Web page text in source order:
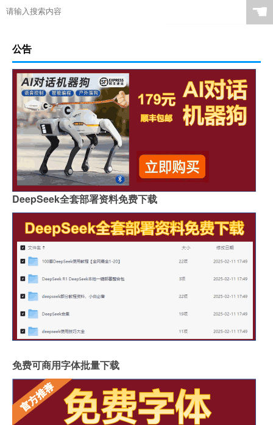
☚
公告
DeepSeek全套部署资料免费下载
免费可商用字体批量下载